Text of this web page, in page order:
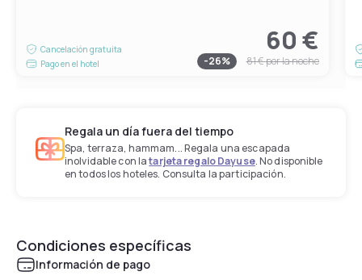
Cancelación gratuita
Pago en el hotel
60 €
-26% 81 €por la noche
Regala un día fuera del tiempo
Spa, terraza, hammam... Regala una escapada
inolvidable con latarjeta regalo Dayuse. No disponible
en todos los hoteles. Consulta la participación.
Condiciones específicas
Información de pago